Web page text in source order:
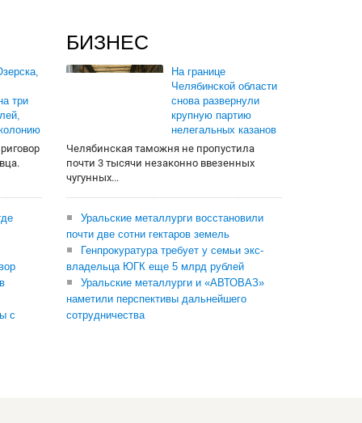
три
с
БИЗНЕС
На границе
Челябинской области
снова развернули
крупную партию
нелегальных казанов
Челябинская таможня не пропустила
почти 3 тысячи незаконно ввезенных
чугунных...
Уральские металлурги восстановили
почти две сотни гектаров земель
Генпрокуратура требует у семьи экс-
владельца ЮГК еще 5 млрд рублей
Уральские металлурги и «АВТОВАЗ»
наметили перспективы дальнейшего
сотрудничества